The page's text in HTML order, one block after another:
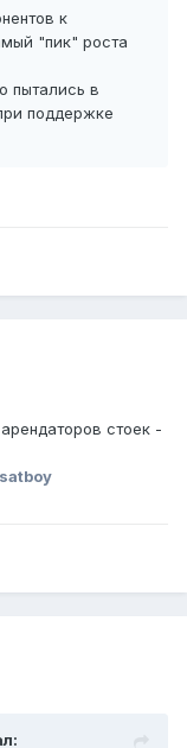
к
"пик" роста
пытались в
поддержке
стоек -